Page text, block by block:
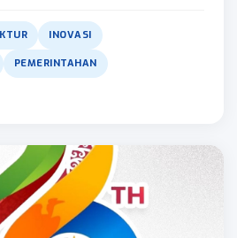
INOVASI
PEMERINTAHAN